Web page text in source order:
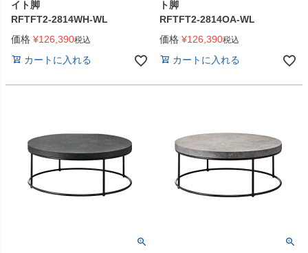
イト脚
RFTFT2-2814WH-WL
価格 ¥126,390税込
カートに入れる
ト脚
RFTFT2-2814OA-WL
価格 ¥126,390税込
カートに入れる